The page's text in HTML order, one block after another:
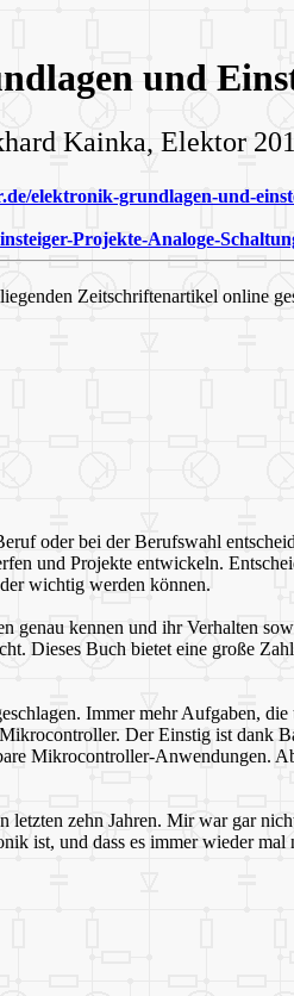
und
Kainka, Elektor
elektronik-grundlagen-und-
Projekte-Analoge-
Zeitschriftenartikel online
oder bei der Berufswahl
und Projekte entwickeln.
wichtig werden können.
genau kennen und ihr Verhalten
Dieses Buch bietet eine große
Immer mehr Aufgaben, die
Der Einstig ist dank
Mikrocontroller-Anwendungen.
letzten zehn Jahren. Mir war gar
ist, und dass es immer wieder